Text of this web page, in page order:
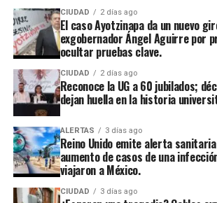
CIUDAD 2 días ago
El caso Ayotzinapa da un nuevo
exgobernador Ángel Aguirre por
ocultar pruebas clave.
CIUDAD 2 días ago
Reconoce la UG a 60 jubilados;
dejan huella en la historia
ALERTAS 3 días ago
Reino Unido emite alerta
aumento de casos de una
viajaron a México.
CIUDAD 3 días ago